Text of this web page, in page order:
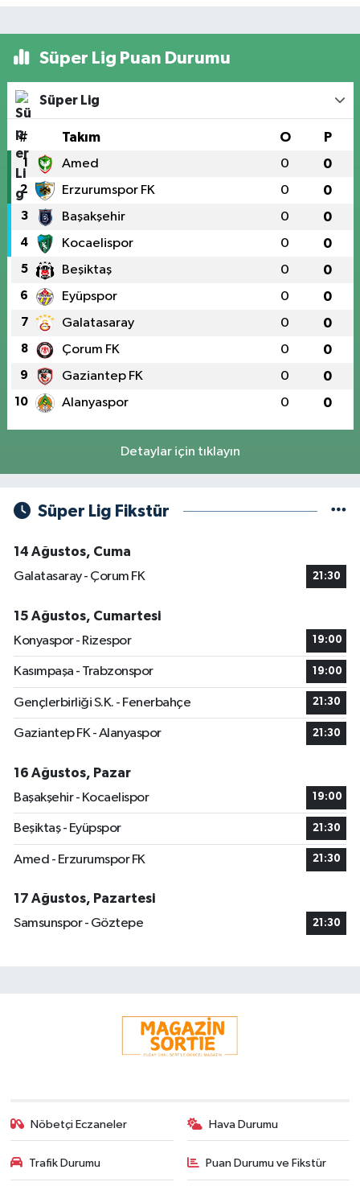
Süper Lig Puan Durumu
Süper Lig
# Takım O P
1 Amed 0 0
2 Erzurumspor FK 0 0
3 Başakşehir 0 0
4 Kocaelispor 0 0
5 Beşiktaş 0 0
6 Eyüpspor 0 0
7 Galatasaray 0 0
8 Çorum FK 0 0
9 Gaziantep FK 0 0
10 Alanyaspor 0 0
Detaylar için tıklayın
Süper Lig Fikstür
14 Ağustos, Cuma
Galatasaray - Çorum FK
21:30
15 Ağustos, Cumartesi
Konyaspor - Rizespor
19:00
Kasımpaşa - Trabzonspor 19:00
Gençlerbirliği S.K. - Fenerbahçe 21:30
Gaziantep FK - Alanyaspor 21:30
16 Ağustos, Pazar
Başakşehir - Kocaelispor
19:00
Beşiktaş - Eyüpspor 21:30
Amed - Erzurumspor FK 21:30
17 Ağustos, Pazartesi
Samsunspor - Göztepe
21:30
Nöbetçi Eczaneler Hava Durumu
Trafik Durumu Puan Durumu ve Fikstür